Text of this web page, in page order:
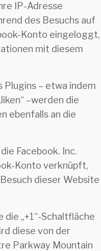
IP-Adresse
des Besuchs auf
Konto eingeloggt,
mit diesem
Plugins – etwa indem
–werden die
ebenfalls an die
Facebook. Inc.
Konto verknüpft,
dieser Website
„+1“-Schaltfläche
diese von der
Parkway Mountain